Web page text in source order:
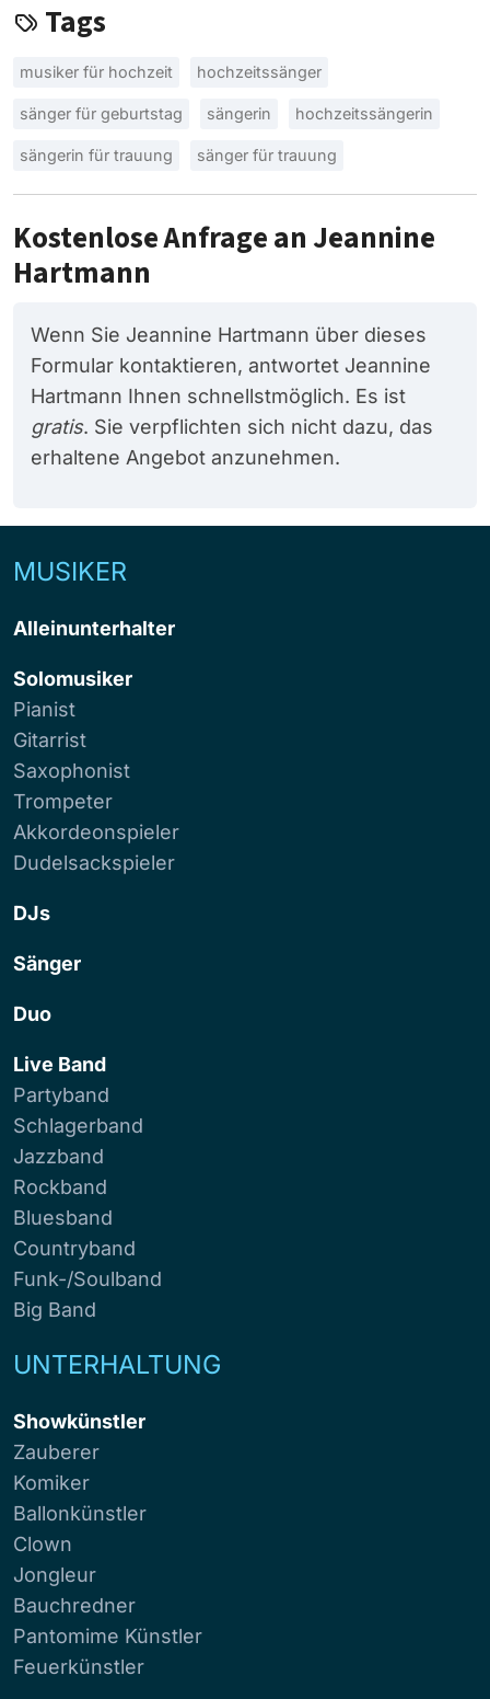
Tags
musiker für hochzeit hochzeitssänger
sänger für geburtstag sängerin hochzeitssängerin
sängerin für trauung sänger für trauung
Kostenlose Anfrage an Jeannine
Hartmann
Wenn Sie Jeannine Hartmann über dieses
Formular kontaktieren, antwortet Jeannine
Hartmann Ihnen schnellstmöglich. Es ist
gratis. Sie verpflichten sich nicht dazu, das
erhaltene Angebot anzunehmen.
MUSIKER
Alleinunterhalter
Solomusiker
Pianist
Gitarrist
Saxophonist
Trompeter
Akkordeonspieler
Dudelsackspieler
DJs
Sänger
Duo
Live Band
Partyband
Schlagerband
Jazzband
Rockband
Bluesband
Countryband
Funk-/Soulband
Big Band
UNTERHALTUNG
Showkünstler
Zauberer
Komiker
Ballonkünstler
Clown
Jongleur
Bauchredner
Pantomime Künstler
Feuerkünstler